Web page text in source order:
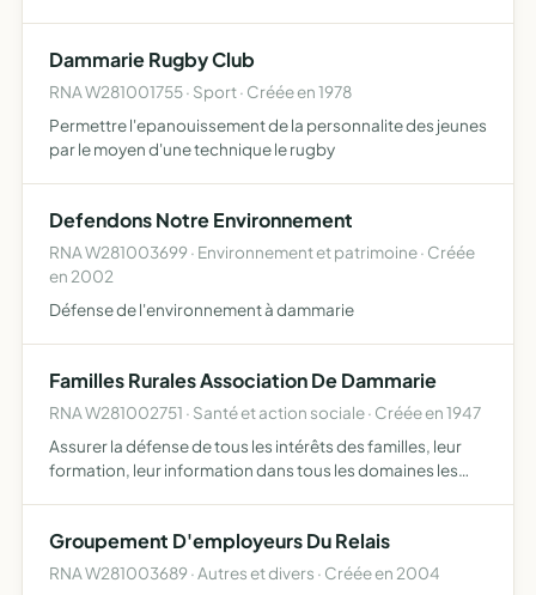
Dammarie Rugby Club
RNA W281001755 · Sport · Créée en 1978
Permettre l'epanouissement de la personnalite des jeunes
par le moyen d'une technique le rugby
Defendons Notre Environnement
RNA W281003699 · Environnement et patrimoine · Créée
en 2002
Défense de l'environnement à dammarie
Familles Rurales Association De Dammarie
RNA W281002751 · Santé et action sociale · Créée en 1947
Assurer la défense de tous les intérêts des familles, leur
formation, leur information dans tous les domaines les
Groupement D'employeurs Du Relais
RNA W281003689 · Autres et divers · Créée en 2004